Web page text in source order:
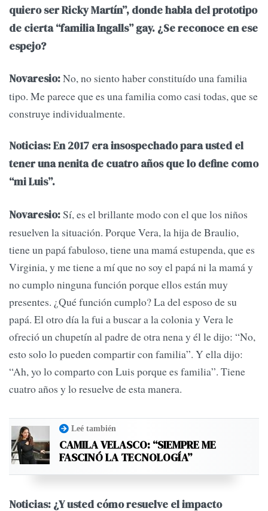
quiero ser Ricky Martín”, donde habla del prototipo
de cierta “familia Ingalls” gay. ¿Se reconoce en ese
espejo?
Novaresio:No, no siento haber constituído una familia
tipo. Me parece que es una familia como casi todas, que se
construye individualmente.
Noticias: En 2017 era insospechado para usted el
tener una nenita de cuatro años que lo define como
“mi Luis”.
Novaresio:Sí, es el brillante modo con el que los niños
resuelven la situación. Porque Vera, la hija de Braulio,
tiene un papá fabuloso, tiene una mamá estupenda, que es
Virginia, y me tiene a mí que no soy el papá ni la mamá y
no cumplo ninguna función porque ellos están muy
presentes. ¿Qué función cumplo? La del esposo de su
papá. El otro día la fui a buscar a la colonia y Vera le
ofreció un chupetín al padre de otra nena y él le dijo: “No,
esto solo lo pueden compartir con familia”. Y ella dijo:
“Ah, yo lo comparto con Luis porque es familia”. Tiene
cuatro años y lo resuelve de esta manera.
Leé también
CAMILA VELASCO: “SIEMPRE ME
FASCINÓ LA TECNOLOGÍA”
Noticias: ¿Y usted cómo resuelve el impacto